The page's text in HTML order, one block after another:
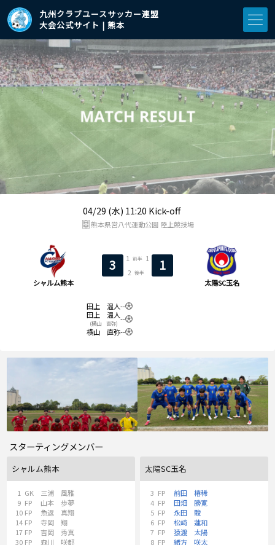
九州クラブユースサッカー連盟
大会公式サイト | 熊本
04/29 (水) 11:20 Kick-off
シャルム熊本
3 1 前半
1
2 後半 1
太陽SC玉名
--
田上 温人
--
田上 温人
(横山 直弥)
--
横山 直弥
熊本県営八代運動公園 陸上競技場
スターティングメンバー
シャルム熊本
1 GK
三浦 風雅
9 FP
山本 歩夢
10 FP
魚返 真翔
14 FP
寺岡 翔
17 FP
吉岡 秀真
30 FP
森川 咲都
太陽SC玉名
3 FP
前田 椿稀
4 FP
田畑 勝寛
5 FP
永田 駿
6 FP
松﨑 蓮和
7 FP
猿渡 太陽
8 FP
緒方 咲太